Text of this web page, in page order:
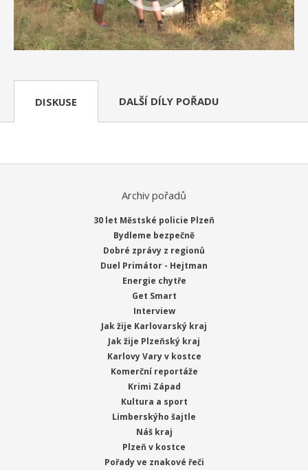
DISKUSE DALŠÍ DÍLY POŘADU
Archiv pořadů
30 let Městské policie Plzeň
Bydleme bezpečně
Dobré zprávy z regionů
Duel Primátor - Hejtman
Energie chytře
Get Smart
Interview
Jak žije Karlovarský kraj
Jak žije Plzeňský kraj
Karlovy Vary v kostce
Komerční reportáže
Krimi Západ
Kultura a sport
Limberskýho šajtle
Náš kraj
Plzeň v kostce
Pořady ve znakové řeči